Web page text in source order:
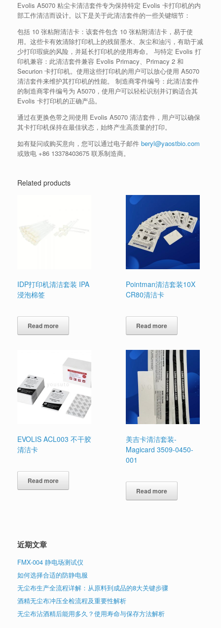
Evolis A5070 粘尘卡清洁套件专为保持特定 Evolis 卡打印机的内
部工作清洁而设计。以下是关于此清洁套件的一些关键细节：
包括 10 张粘附清洁卡：该套件包含 10 张粘附清洁卡，易于使
用。这些卡有效清除打印机上的残留墨水、灰尘和油污，有助于减
少打印瑕疵的风险，并延长打印机的使用寿命。 与特定 Evolis 打
印机兼容：此清洁套件兼容 Evolis Primacy、Primacy 2 和
Securion 卡打印机。使用这些打印机的用户可以放心使用 A5070
清洁套件来维护其打印机的性能。 制造商零件编号：此清洁套件
的制造商零件编号为 A5070，使用户可以轻松识别并订购适合其
Evolis 卡打印机的正确产品。
通过在更换色带之间使用 Evolis A5070 清洁套件，用户可以确保
其卡打印机保持在最佳状态，始终产生高质量的打印。
如有疑问或购买意向，您可以通过电子邮件 beryl@yaostbio.com
或致电 +86 13378403675 联系制造商。
Related products
IDP打印机清洁套装 IPA
浸泡棉签
Read more
Pointman清洁套装10X
CR80清洁卡
Read more
EVOLIS ACL003 不干胶
清洁卡
Read more
美吉卡清洁套装-
Magicard 3509-0450-
001
Read more
近期文章
FMX-004 静电场测试仪
如何选择合适的防静电服
无尘布生产全流程详解：从原料到成品的8大关键步骤
酒精无尘布冲压全检流程及重要性解析
无尘布沾酒精后能用多久？使用寿命与保存方法解析